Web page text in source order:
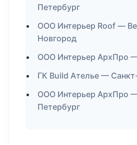
Петербург
ООО Интерьер Roof —
Новгород
ООО Интерьер АрхПро
ГК Build Ателье —
ООО Интерьер АрхПро
Петербург